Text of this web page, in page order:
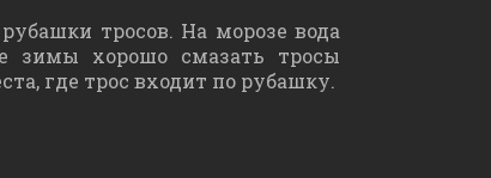
тросов. На морозе вода
зимы хорошо смазать тросы
где трос входит по рубашку.